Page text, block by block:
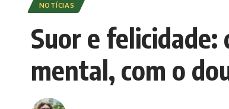
NOTÍCIAS
Suor e felicidade:
mental, com o